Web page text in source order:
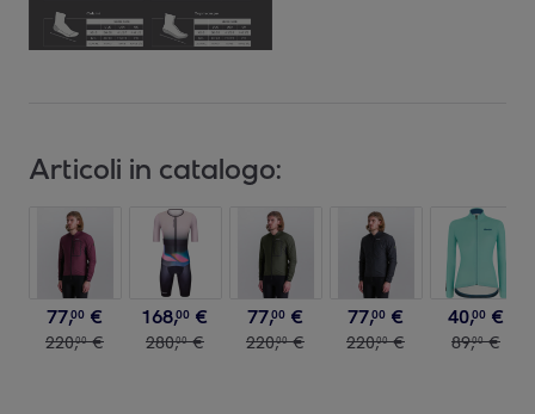
Articoli in catalogo:
77,00 €
220,00 €
168,00 €
280,00 €
77,00 €
220,00 €
77,00 €
220,00 €
40,00 €
89,00 €